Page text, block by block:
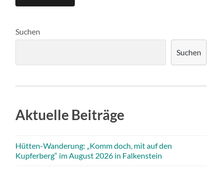
Suchen
Suchen
Aktuelle Beiträge
Hütten-Wanderung: „Komm doch, mit auf den
Kupferberg“ im August 2026 in Falkenstein